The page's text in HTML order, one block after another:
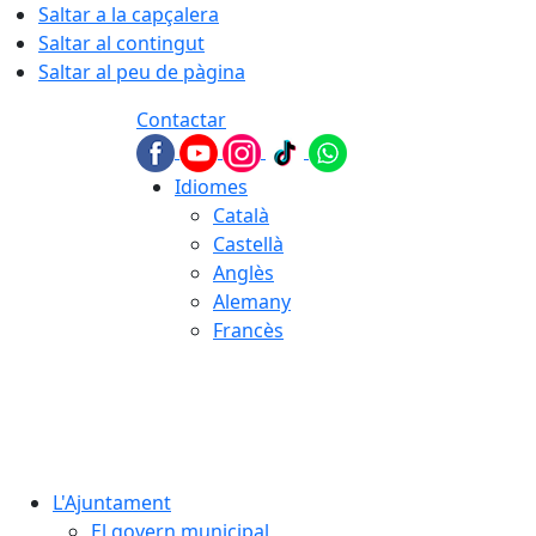
Saltar a la capçalera
Saltar al contingut
Saltar al peu de pàgina
Contactar
Idiomes
Català
Castellà
Anglès
Alemany
Francès
L'Ajuntament